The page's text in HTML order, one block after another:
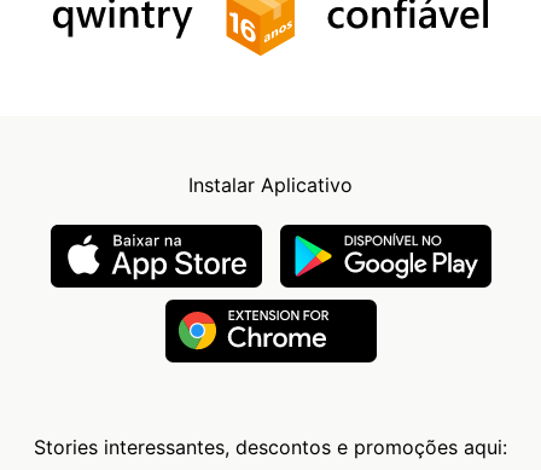
Instalar Aplicativo
Stories interessantes, descontos e promoções aqui: